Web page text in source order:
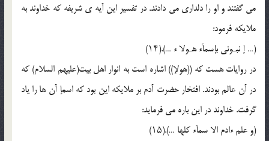
مى گفتند و او را دلدارى مى دادند. در تفسیر این آیه ى شریفه که خداوند به
ملایکه فرمود:
(… إ نبـونى بإسمآء هـولا ء …).(۱۴)
در روایات هست که ((هولإ)) اشاره است به انوار اهل بیت(علیهم السلام) که
در آن عالم بودند. افتخار حضرت آدم بر ملایکه این بود که اسمإ آن ها را یاد
گرفت. خداوند در این باره مى فرماید:
(و علم ءادم الا سمآء کلها …).(۱۵)